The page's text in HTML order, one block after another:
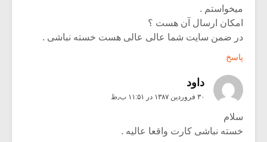
میخواستم .
امکان ارسال آن هست ؟
در ضمن سایت شما عالی عالی هست خسته نباشی .
پاسخ
داود
۳۰ فروردین ۱۳۸۷ در ۱۱:۵۱ ب٫ظ
سلام
خسته نباشی کارت واقعا عالیه .